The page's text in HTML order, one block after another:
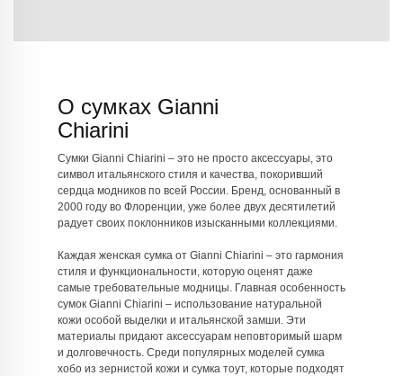
О сумках Gianni
Chiarini
Сумки Gianni Chiarini – это не просто аксессуары, это
символ итальянского стиля и качества, покоривший
сердца модников по всей России. Бренд, основанный в
2000 году во Флоренции, уже более двух десятилетий
радует своих поклонников изысканными коллекциями.
Каждая женская сумка от Gianni Chiarini – это гармония
стиля и функциональности, которую оценят даже
самые требовательные модницы. Главная особенность
сумок Gianni Chiarini – использование натуральной
кожи особой выделки и итальянской замши. Эти
материалы придают аксессуарам неповторимый шарм
и долговечность. Среди популярных моделей сумка
хобо из зернистой кожи и сумка тоут, которые подходят